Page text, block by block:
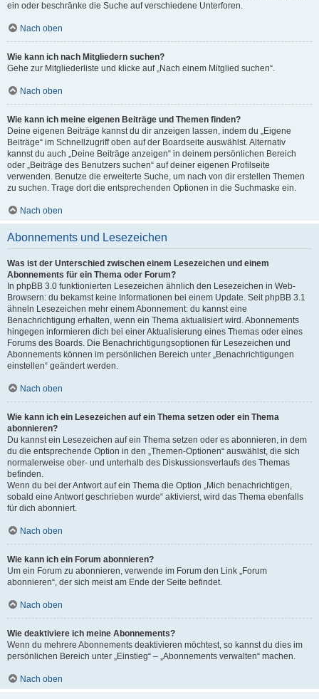
ein oder beschränke die Suche auf verschiedene Unterforen.
Nach oben
Wie kann ich nach Mitgliedern suchen?
Gehe zur Mitgliederliste und klicke auf „Nach einem Mitglied suchen“.
Nach oben
Wie kann ich meine eigenen Beiträge und Themen finden?
Deine eigenen Beiträge kannst du dir anzeigen lassen, indem du „Eigene
Beiträge“ im Schnellzugriff oben auf der Boardseite auswählst. Alternativ
kannst du auch „Deine Beiträge anzeigen“ in deinem persönlichen Bereich
oder „Beiträge des Benutzers suchen“ auf deiner eigenen Profilseite
verwenden. Benutze die erweiterte Suche, um nach von dir erstellen Themen
zu suchen. Trage dort die entsprechenden Optionen in die Suchmaske ein.
Nach oben
Abonnements und Lesezeichen
Was ist der Unterschied zwischen einem Lesezeichen und einem
Abonnements für ein Thema oder Forum?
In phpBB 3.0 funktionierten Lesezeichen ähnlich den Lesezeichen in Web-
Browsern: du bekamst keine Informationen bei einem Update. Seit phpBB 3.1
ähneln Lesezeichen mehr einem Abonnement: du kannst eine
Benachrichtigung erhalten, wenn ein Thema aktualisiert wird. Abonnements
hingegen informieren dich bei einer Aktualisierung eines Themas oder eines
Forums des Boards. Die Benachrichtigungsoptionen für Lesezeichen und
Abonnements können im persönlichen Bereich unter „Benachrichtigungen
einstellen“ geändert werden.
Nach oben
Wie kann ich ein Lesezeichen auf ein Thema setzen oder ein Thema
abonnieren?
Du kannst ein Lesezeichen auf ein Thema setzen oder es abonnieren, in dem
du die entsprechende Option in den „Themen-Optionen“ auswählst, die sich
normalerweise ober- und unterhalb des Diskussionsverlaufs des Themas
befinden.
Wenn du bei der Antwort auf ein Thema die Option „Mich benachrichtigen,
sobald eine Antwort geschrieben wurde“ aktivierst, wird das Thema ebenfalls
für dich abonniert.
Nach oben
Wie kann ich ein Forum abonnieren?
Um ein Forum zu abonnieren, verwende im Forum den Link „Forum
abonnieren“, der sich meist am Ende der Seite befindet.
Nach oben
Wie deaktiviere ich meine Abonnements?
Wenn du mehrere Abonnements deaktivieren möchtest, so kannst du dies im
persönlichen Bereich unter „Einstieg“ – „Abonnements verwalten“ machen.
Nach oben